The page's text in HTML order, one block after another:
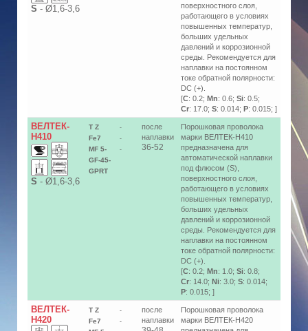
S - Ø1,6-3,6
поверхностного слоя,
работающего в условиях
повышенных температур,
больших удельных
давлений и коррозионной
среды. Рекомендуется для
наплавки на постоянном
токе обратной полярности:
DC (+).
[C: 0.2; Mn: 0.6; Si: 0.5;
Cr: 17.0; S: 0.014; P: 0.015; ]
ВЕЛТЕК-
Н410
S - Ø1,6-3,6
T Z
Fe7
MF 5-
GF-45-
GPRT
-
-
-
после
наплавки
36-52
Порошковая проволока
марки ВЕЛТЕК-Н410
предназначена для
автоматической наплавки
под флюсом (S),
поверхностного слоя,
работающего в условиях
повышенных температур,
больших удельных
давлений и коррозионной
среды. Рекомендуется для
наплавки на постоянном
токе обратной полярности:
DC (+).
[C: 0.2; Mn: 1.0; Si: 0.8;
Cr: 14.0; Ni: 3.0; S: 0.014;
P: 0.015; ]
ВЕЛТЕК-
Н420
T Z
Fe7
-
-
после
наплавки
Порошковая проволока
марки ВЕЛТЕК-Н420